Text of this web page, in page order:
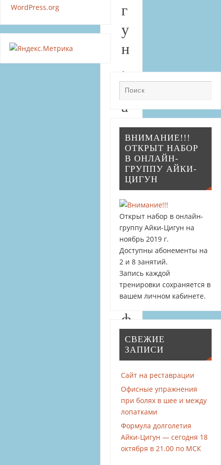
г
у
н
.
Ч
а
с
т
ь
п
е
р
в
а
я
–
ф
и
з
и
о
л
о
г
WordPress.org
ВНИМАНИЕ!!!
ОТКРЫТ НАБОР
В ОНЛАЙН-
ГРУППУ АЙКИ-
ЦИГУН
Открыт набор в онлайн-
группу Айки-Цигун на
ноябрь 2019 г.
Доступны абонементы на
2 и 8 занятий.
Запись каждой
тренировки сохраняется в
вашем личном кабинете.
СВЕЖИЕ
ЗАПИСИ
Сайт на реставрации
Офисные упражнения
при болях в шее и между
лопатками
Формула долголетия
Айки-Цигун — сегодня 18
октября в 21.00 по МСК